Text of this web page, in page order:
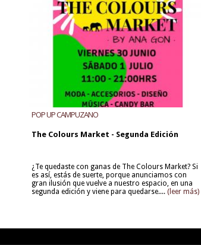
POP UP CAMPUZANO
The Colours Market - Segunda Edición
¿Te quedaste con ganas de The Colours Market? Si
es así, estás de suerte, porque anunciamos con
gran ilusión que vuelve a nuestro espacio, en una
segunda edición y viene para quedarse.... (leer más)